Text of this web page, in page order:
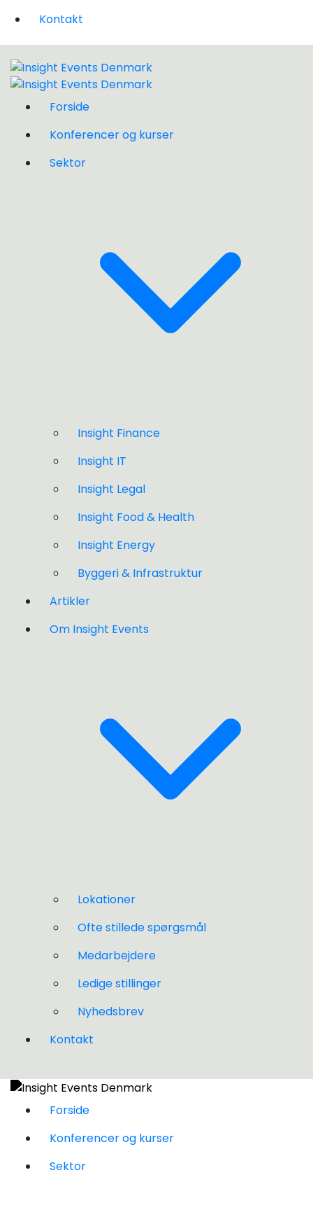
Kontakt
Forside
Konferencer og kurser
Sektor
Insight Finance
Insight IT
Insight Legal
Insight Food & Health
Insight Energy
Byggeri & Infrastruktur
Artikler
Om Insight Events
Lokationer
Ofte stillede spørgsmål
Medarbejdere
Ledige stillinger
Nyhedsbrev
Kontakt
Forside
Konferencer og kurser
Sektor